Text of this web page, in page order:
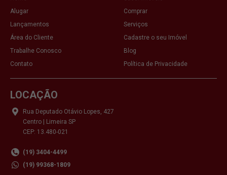
Alugar
Comprar
Lançamentos
Serviços
Área do Cliente
Cadastre o seu Imóvel
Trabalhe Conosco
Blog
Contato
Política de Privacidade
LOCAÇÃO
Rua Deputado Otávio Lopes, 427
Centro | Limeira SP
CEP: 13.480-021
(19) 3404-4499
(19) 99368-1809